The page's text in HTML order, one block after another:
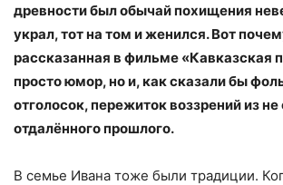
древности был обычай похищения
украл, тот на том и женился. Вот
рассказанная в фильме «Кавказская
просто юмор, но и, как сказали бы
отголосок, пережиток воззрений из не
отдалённого прошлого.
В семье Ивана тоже были традиции.